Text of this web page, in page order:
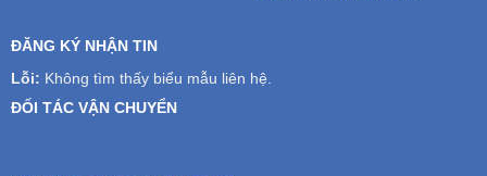
ĐĂNG KÝ NHẬN TIN
Lỗi: Không tìm thấy biểu mẫu liên hệ.
ĐỐI TÁC VẬN CHUYỂN